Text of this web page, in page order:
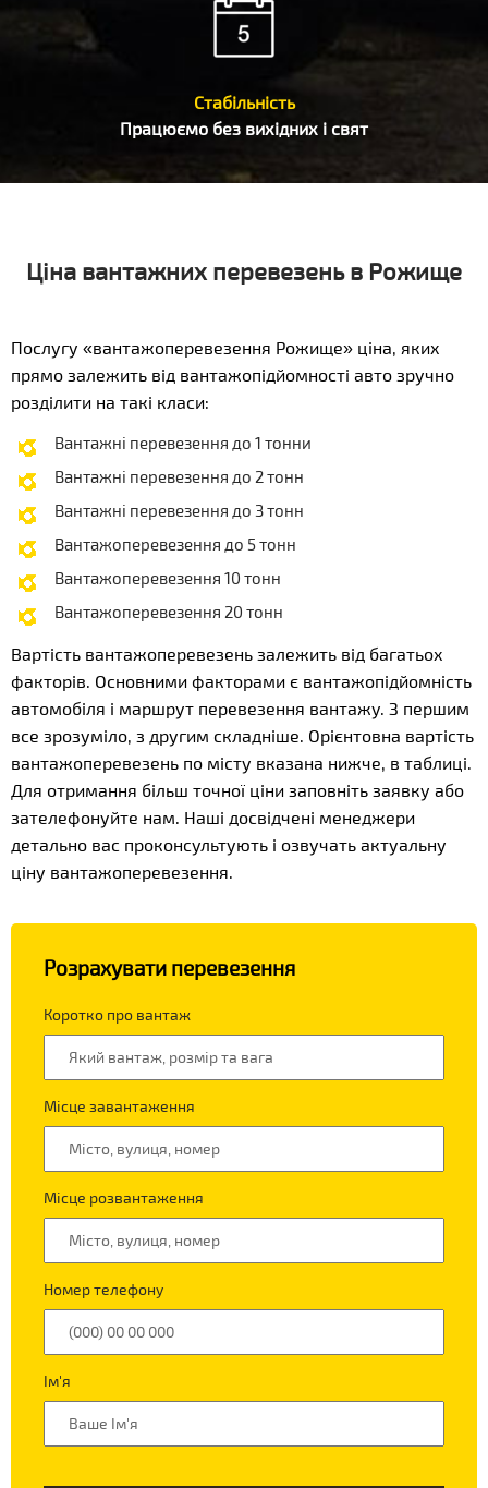
Стабільність
Працюємо без вихідних і свят
Ціна вантажних перевезень в Рожище
Послугу «вантажоперевезення Рожище» ціна, яких
прямо залежить від вантажопідйомності авто зручно
розділити на такі класи:
Вантажні перевезення до 1 тонни
Вантажні перевезення до 2 тонн
Вантажні перевезення до 3 тонн
Вантажоперевезення до 5 тонн
Вантажоперевезення 10 тонн
Вантажоперевезення 20 тонн
Вартість вантажоперевезень залежить від багатьох
факторів. Основними факторами є вантажопідйомність
автомобіля і маршрут перевезення вантажу. З першим
все зрозуміло, з другим складніше. Орієнтовна вартість
вантажоперевезень по місту вказана нижче, в таблиці.
Для отримання більш точної ціни заповніть заявку або
зателефонуйте нам. Наші досвідчені менеджери
детально вас проконсультують і озвучать актуальну
ціну вантажоперевезення.
Розрахувати перевезення
Коротко про вантаж
Місце завантаження
Місце розвантаження
Номер телефону
Ім'я